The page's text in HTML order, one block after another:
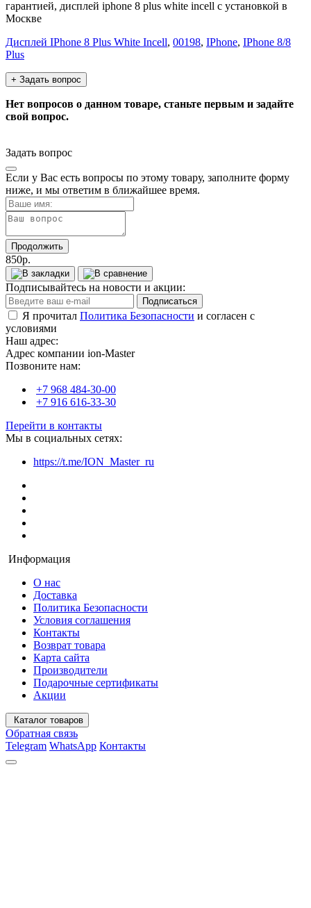
гарантией, дисплей iphone 8 plus white incell с установкой в
Москве
Дисплей IPhone 8 Plus White Incell, 00198, IPhone, IPhone 8/8
Plus
+ Задать вопрос
Нет вопросов о данном товаре, станьте первым и задайте
свой вопрос.
Задать вопрос
Если у Вас есть вопросы по этому товару, заполните форму
ниже, и мы ответим в ближайшее время.
Продолжить
850р.
Подписывайтесь на новости и акции:
Подписаться
Я прочитал Политика Безопасности и согласен с
условиями
Наш адрес:
Адрес компании ion-Master
Позвоните нам:
+7 968 484-30-00
+7 916 616-33-30
Перейти в контакты
Мы в социальных сетях:
https://t.me/ION_Master_ru
Информация
О нас
Доставка
Политика Безопасности
Условия соглашения
Контакты
Возврат товара
Карта сайта
Производители
Подарочные сертификаты
Акции
Каталог товаров
Обратная связь
Telegram WhatsApp Контакты